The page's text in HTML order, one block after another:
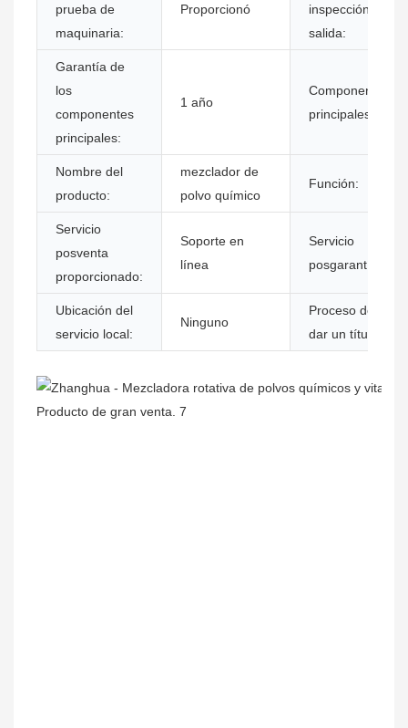
prueba de
maquinaria:
Proporcionó
inspección de
salida:
Garantía de
los
componentes
principales:
1 año
Componentes
principales:
Nombre del
producto:
mezclador de
polvo químico
Función:
Servicio
posventa
proporcionado:
Soporte en
línea
Servicio
posgarantía:
Ubicación del
servicio local:
Ninguno
Proceso de
dar un título: